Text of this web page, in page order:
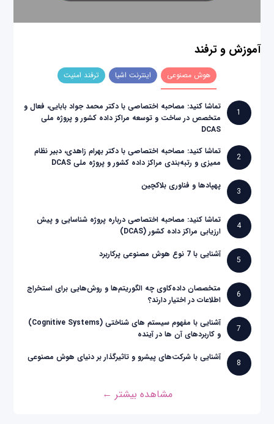
آموزش و ترفند
هوش مصنوعی اینترنت اشیا ترفند امنیت
1
تماشا کنید: مصاحبه اختصاصی با دکتر محمد جواد بابایی، فعال و
متخصص در ساخت و توسعه مراکز داده کشور و پروژه ملی
DCAS
2
تماشا کنید: مصاحبه اختصاصی با دکتر بهرام زاهدی، دبیر نظام
ممیزی و رتبه‌بندی مراکز داده کشور و پروژه ملی DCAS
3
پهپادها و فناوری بلاکچین
4
تماشا کنید: مصاحبه اختصاصی درباره پروژه شناسایی و پیش
ارزیابی مراکز داده کشور (DCAS)
5
آشنایی با 7 نوع هوش مصنوعی پرکاربرد
6
متخصصان داده‌کاوی چه الگوریتم‌ها و روش‌هایی برای استخراج
اطلاعات در اختیار دارند؟
7
آشنایی با مفهوم سیستم های شناختی (Cognitive Systems)
و کاربردهای آن ها در آینده
8
آشنایی با شرکت‌های پیشرو و تاثیرگذار بر دنیای هوش مصنوعی
مشاهده بیشتر ←